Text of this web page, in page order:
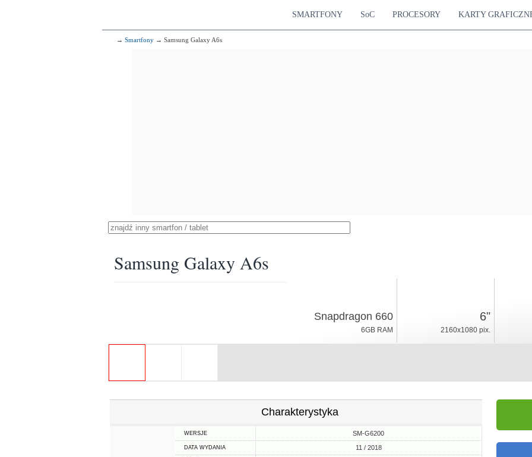
SMARTFONY SoC PROCESORY KARTY
→ Smartfony → Samsung Galaxy A6s
Samsung Galaxy A6s
Android 8.0
Snapdragon 660
6GB RAM
6"
2160x1080 pix.
Charakterystyka
WERSJE SM-G6200
DATA WYDANIA 11 / 2018